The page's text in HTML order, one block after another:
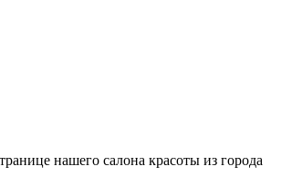
нашего салона красоты из города